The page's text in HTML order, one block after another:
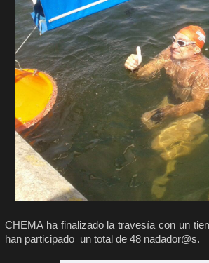
CHEMA ha finalizado la travesía con un
han participado un total de 48 nadador@s.